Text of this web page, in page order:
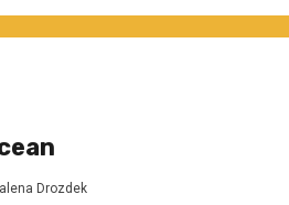
Drozdek